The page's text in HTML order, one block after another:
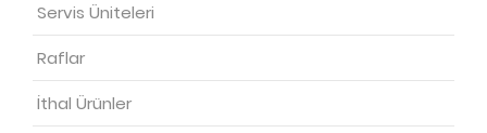
Servis Üniteleri
Raflar
İthal Ürünler